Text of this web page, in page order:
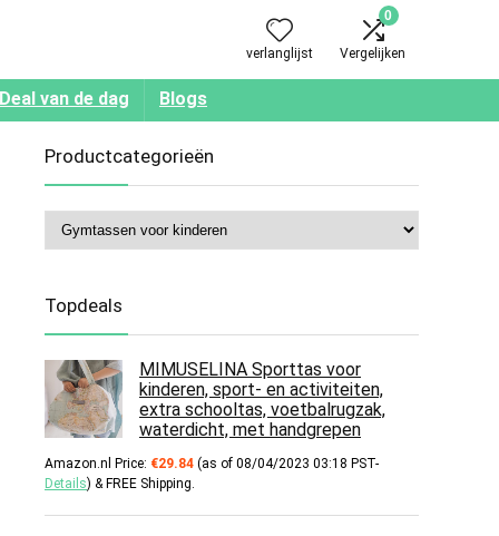
verlanglijst
0
Vergelijken
Deal van de dag Blogs
Productcategorieën
Topdeals
MIMUSELINA Sporttas voor
kinderen, sport- en activiteiten,
extra schooltas, voetbalrugzak,
waterdicht, met handgrepen
Amazon.nl Price: €29.84 (as of 08/04/2023 03:18 PST-
Details) & FREE Shipping.